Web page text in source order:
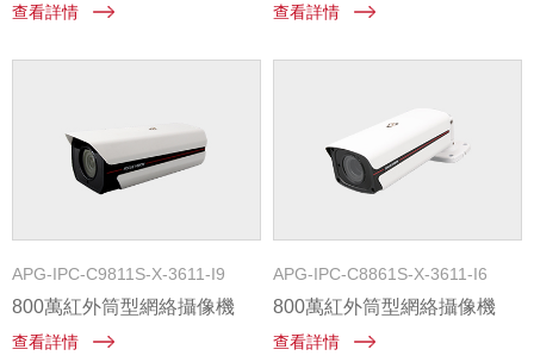
查看詳情 查看詳情
APG-IPC-C9811S-X-3611-I9
800萬紅外筒型網絡攝像機
查看詳情
APG-IPC-C8861S-X-3611-I6
800萬紅外筒型網絡攝像機
查看詳情